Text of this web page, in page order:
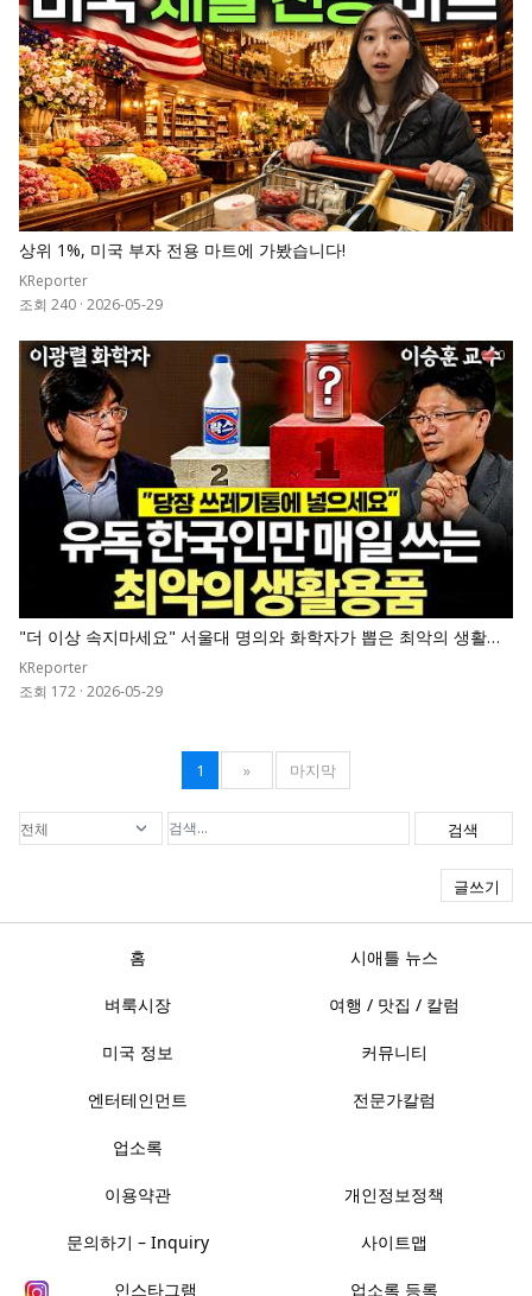
상위 1%, 미국 부자 전용 마트에 가봤습니다!
KReporter
조회 240 · 2026-05-29
"더 이상 속지마세요" 서울대 명의와 화학자가 뽑은 최악의 생활용
품 순위표
KReporter
조회 172 · 2026-05-29
0
1 » 마지막
검색
글쓰기
홈 시애틀 뉴스
벼룩시장 여행 / 맛집 / 칼럼
미국 정보 커뮤니티
엔터테인먼트 전문가칼럼
업소록
이용약관 개인정보정책
문의하기 – Inquiry 사이트맵
인스타그램 업소록 등록